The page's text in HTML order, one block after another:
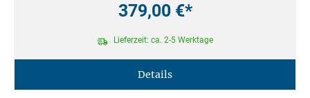
379,00 €*
Lieferzeit: ca. 2-5 Werktage
Details